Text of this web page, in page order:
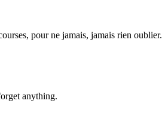
pour ne jamais, jamais rien oublier.
anything.